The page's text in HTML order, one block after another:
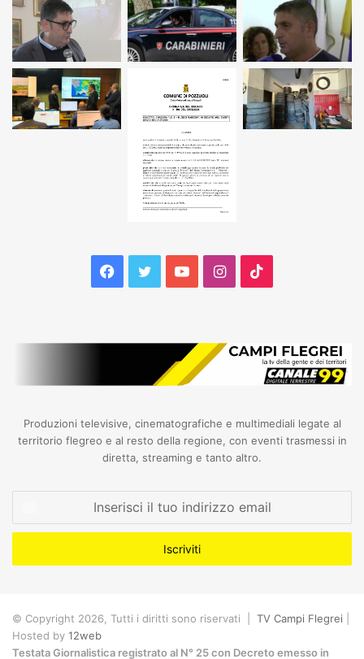
Facebook
TwitterYouTubeInstagram
Produzioni televisive, cinematografiche e multimediali legate al
territorio flegreo e al resto della regione, con eventi trasmessi in
diretta, streaming e tanto altro.
tuo
email
© Copyright 2026, Tutti i diritti sono riservati | TV Campi Flegrei
Hosted by 12web
Testata Giornalistica registrato al N° 25 con Decreto emesso in